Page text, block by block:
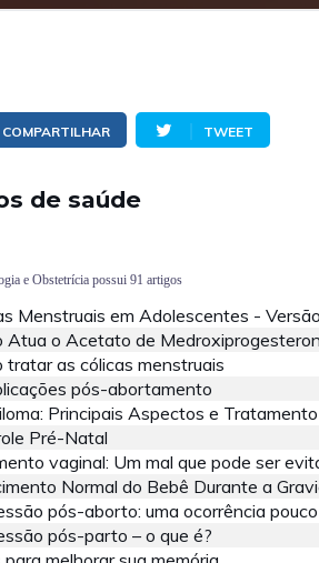
COMPARTILHAR TWEET
de saúde
e Obstetrícia possui 91 artigos
Menstruais em Adolescentes -
Atua o Acetato de
tratar as cólicas menstruais
pós-abortamento
Principais Aspectos e Tratamento
Pré-Natal
vaginal: Um mal que pode ser
Normal do Bebê Durante a
pós-aborto: uma ocorrência
pós-parto – o que é?